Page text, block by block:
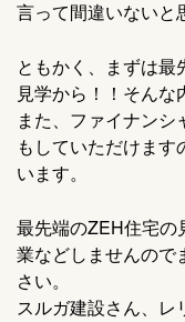
言って間違いないと
ともかく、まずは
見学から！！そんな
また、ファイナン
もしていただけま
います。
最先端のZEH住宅の
業などしませんので
さい。
スルガ建設さん、レ